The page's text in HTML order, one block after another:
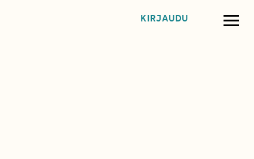
KIRJAUDU